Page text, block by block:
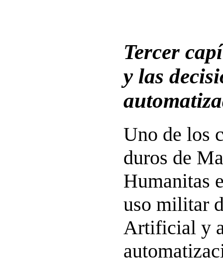
Tercer
y las
Uno de los
duros de
Humanitas
uso militar
Artificial y